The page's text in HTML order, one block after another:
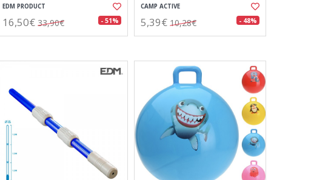
EDM PRODUCT
16,50€ 33,90€ - 51%
CAMP ACTIVE
5,39€ 10,28€ - 48%